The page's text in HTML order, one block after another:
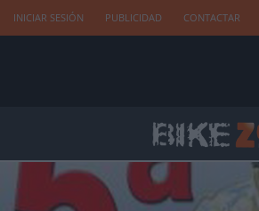
INICIAR SESIÓN PUBLICIDAD CONTACTAR